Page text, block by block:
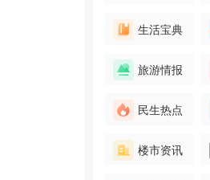
生活宝典
旅游情报
民生热点
楼市资讯